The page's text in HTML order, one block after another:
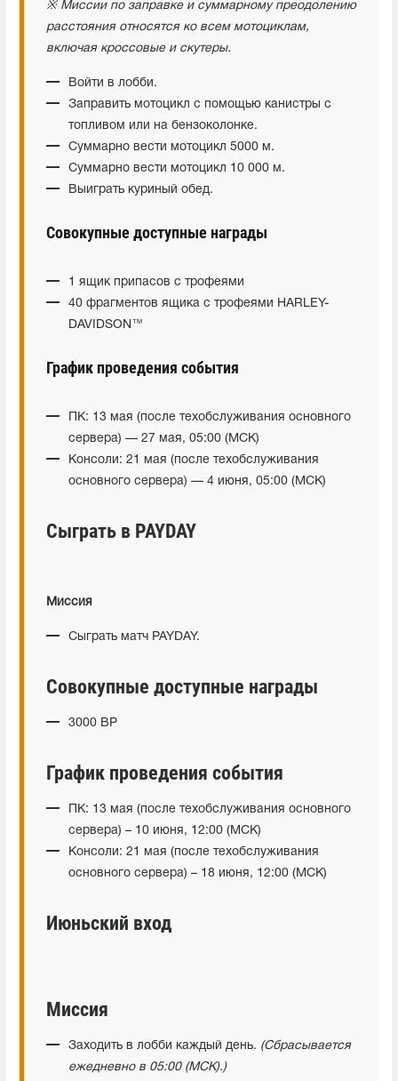
※ Миссии по заправке и суммарному преодолению
расстояния относятся ко всем мотоциклам,
включая кроссовые и скутеры.
Войти в лобби.
Заправить мотоцикл с помощью канистры с
топливом или на бензоколонке.
Суммарно вести мотоцикл 5000 м.
Суммарно вести мотоцикл 10 000 м.
Выиграть куриный обед.
Совокупные доступные награды
1 ящик припасов с трофеями
40 фрагментов ящика с трофеями HARLEY-
DAVIDSON™
График проведения события
ПК: 13 мая (после техобслуживания основного
сервера) — 27 мая, 05:00 (МСК)
Консоли: 21 мая (после техобслуживания
основного сервера) — 4 июня, 05:00 (МСК)
Сыграть в PAYDAY
Миссия
Сыграть матч PAYDAY.
Совокупные доступные награды
3000 BP
График проведения события
ПК: 13 мая (после техобслуживания основного
сервера) – 10 июня, 12:00 (МСК)
Консоли: 21 мая (после техобслуживания
основного сервера) – 18 июня, 12:00 (МСК)
Июньский вход
Миссия
Заходить в лобби каждый день. (Сбрасывается
ежедневно в 05:00 (МСК).)